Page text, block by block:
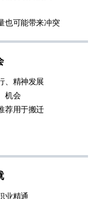
可能带来冲突
、精神发展
机会
荐用于搬迁
业精通